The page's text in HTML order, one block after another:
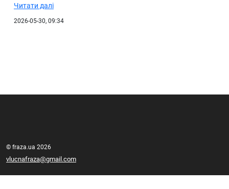
Читати далі
2026-05-30, 09:34
© fraza.ua 2026
vlucnafraza@gmail.com